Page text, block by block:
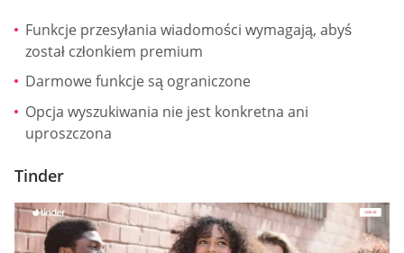
Funkcje przesyłania wiadomości wymagają, abyś
został członkiem premium
Darmowe funkcje są ograniczone
Opcja wyszukiwania nie jest konkretna ani
uproszczona
Tinder